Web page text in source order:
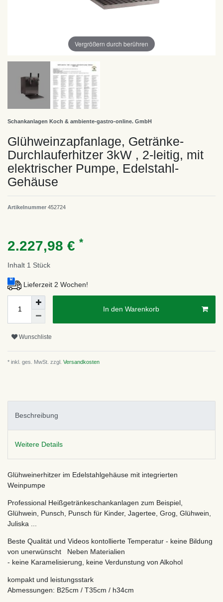
Vergrößern durch berühren
Schankanlagen Koch & ambiente-gastro-online. GmbH
Glühweinzapfanlage, Getränke-
Durchlauferhitzer 3kW , 2-leitig, mit
elektrischer Pumpe, Edelstahl-
Gehäuse
Artikelnummer 452724
2.227,98 € *
Inhalt 1 Stück
Lieferzeit 2 Wochen!
In den Warenkorb
Wunschliste
* inkl. ges. MwSt. zzgl. Versandkosten
Beschreibung
Weitere Details
Glühweinerhitzer im Edelstahlgehäuse mit integrierten
Weinpumpe
Professional Heißgetränkeschankanlagen zum Beispiel,
Glühwein, Punsch, Punsch für Kinder, Jagertee, Grog, Glühwein,
Juliska ...
Beste Qualität und Videos kontollierte Temperatur - keine Bildung
von unerwünscht Neben Materialien
- keine Karamelisierung, keine Verdunstung von Alkohol
kompakt und leistungsstark
Abmessungen: B25cm / T35cm / h34cm